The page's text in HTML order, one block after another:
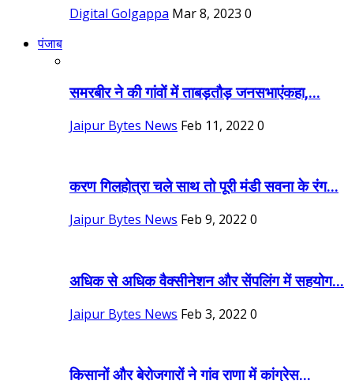
Digital Golgappa Mar 8, 2023 0
पंजाब
समरबीर ने की गांवों में ताबड़तौड़ जनसभाएंकहा,...
Jaipur Bytes News Feb 11, 2022 0
करण गिलहोत्रा चले साथ तो पूरी मंडी सवना के रंग...
Jaipur Bytes News Feb 9, 2022 0
अधिक से अधिक वैक्सीनेशन और सेंपलिंग में सहयोग...
Jaipur Bytes News Feb 3, 2022 0
किसानों और बेरोजगारों ने गांव राणा में कांग्रेस...